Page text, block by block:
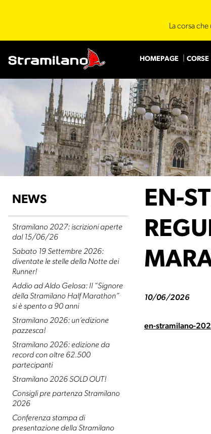
La corsa
HOMEPAGE CORSE
EN-
10/06/2026
en-stramilano-
NEWS
Stramilano 2027: iscrizioni aperte
dal 15/06/26
Sabato 19 Settembre 2026:
diventate le stelle della Notte dei
Runner!
Addio ad Aldo Gelosa: Il “Signore
della Stramilano Half Marathon”
si è spento a 90 anni
Stramilano 2026: un’edizione
pazzesca!
Stramilano 2026: edizione da
record con oltre 62.500
partecipanti
Stramilano 2026 SOLD OUT!
Consigli pre partenza Stramilano
2026
Conferenza stampa di
presentazione della Stramilano